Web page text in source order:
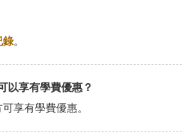
錄。
以享有學費優惠？
享有學費優惠。